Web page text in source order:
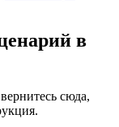
в
сюда,